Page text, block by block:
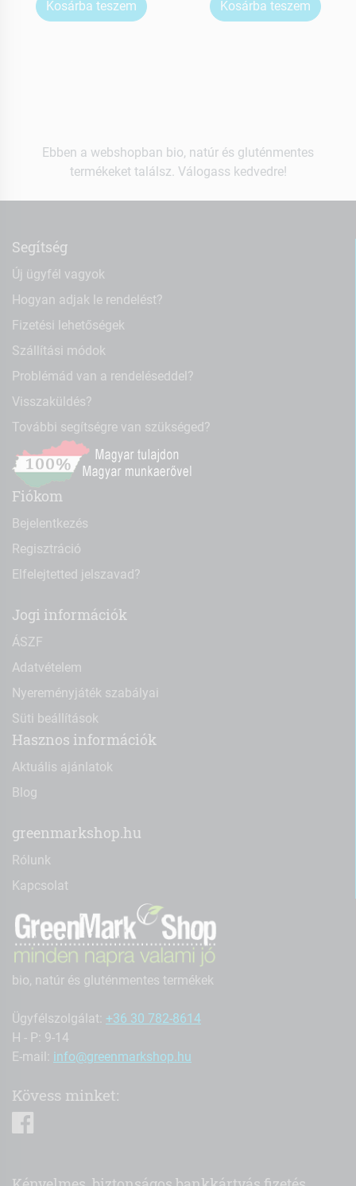
Kosárba teszem Kosárba teszem
Ebben a webshopban bio, natúr és gluténmentes
termékeket találsz. Válogass kedvedre!
Segítség
Új ügyfél vagyok
Hogyan adjak le rendelést?
Fizetési lehetőségek
Szállítási módok
Problémád van a rendeléseddel?
Visszaküldés?
További segítségre van szükséged?
Fiókom
Bejelentkezés
Regisztráció
Elfelejtetted jelszavad?
Jogi információk
ÁSZF
Adatvételem
Nyereményjáték szabályai
Süti beállítások
Hasznos információk
Aktuális ajánlatok
Blog
greenmarkshop.hu
Rólunk
Kapcsolat
bio, natúr és gluténmentes termékek
Ügyfélszolgálat: +36 30 782-8614
H - P: 9-14
E-mail: info@greenmarkshop.hu
Kövess minket: